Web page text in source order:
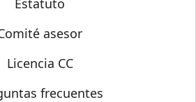
asesor
Licencia CC
frecuentes